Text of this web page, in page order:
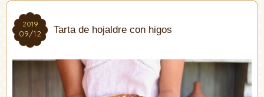
2019
09/12
2019
09/12 Tarta de hojaldre con higos